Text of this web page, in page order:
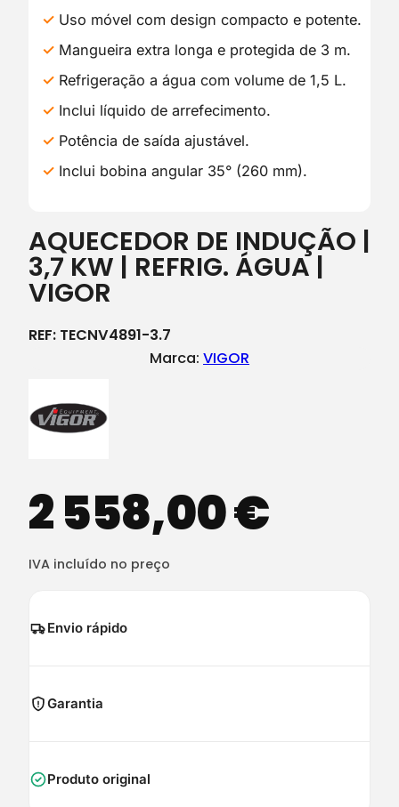
Uso móvel com design compacto e potente.
Mangueira extra longa e protegida de 3 m.
Refrigeração a água com volume de 1,5 L.
Inclui líquido de arrefecimento.
Potência de saída ajustável.
Inclui bobina angular 35° (260 mm).
AQUECEDOR DE INDUÇÃO |
3,7 KW | REFRIG. ÁGUA |
VIGOR
REF: TECNV4891-3.7
Marca: VIGOR
2 558,00€
IVA incluído no preço
Envio rápido
Garantia
Produto original